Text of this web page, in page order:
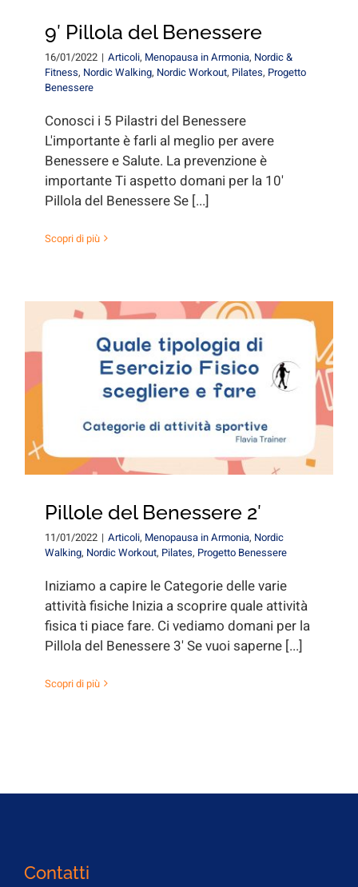
9′ Pillola del Benessere
16/01/2022 | Articoli, Menopausa in Armonia, Nordic &
Fitness, Nordic Walking, Nordic Workout, Pilates, Progetto
Benessere
Conosci i 5 Pilastri del Benessere
L'importante è farli al meglio per avere
Benessere e Salute. La prevenzione è
importante Ti aspetto domani per la 10'
Pillola del Benessere Se [...]
Scopri di più
Pillole del Benessere 2′
11/01/2022 | Articoli, Menopausa in Armonia, Nordic
Walking, Nordic Workout, Pilates, Progetto Benessere
Iniziamo a capire le Categorie delle varie
attività fisiche Inizia a scoprire quale attività
fisica ti piace fare. Ci vediamo domani per la
Pillola del Benessere 3' Se vuoi saperne [...]
Scopri di più
Contatti